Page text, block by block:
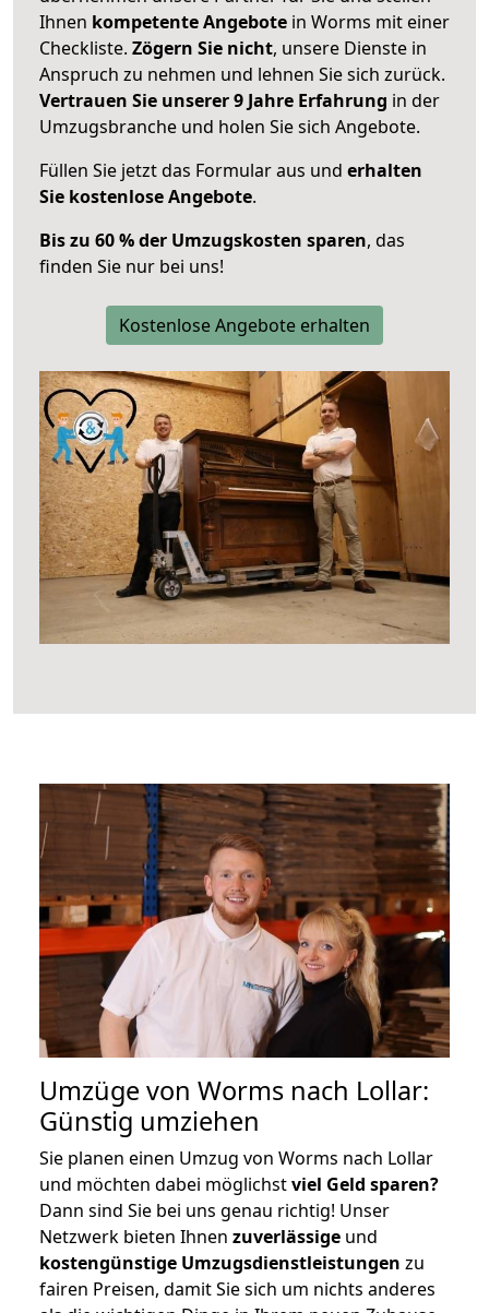
Ihnen kompetente Angebote in Worms mit einer
Checkliste. Zögern Sie nicht, unsere Dienste in
Anspruch zu nehmen und lehnen Sie sich zurück.
Vertrauen Sie unserer 9 Jahre Erfahrung in der
Umzugsbranche und holen Sie sich Angebote.
Füllen Sie jetzt das Formular aus und erhalten
Sie kostenlose Angebote.
Bis zu 60 % der Umzugskosten sparen, das
finden Sie nur bei uns!
Kostenlose Angebote erhalten
Umzüge von Worms nach Lollar:
Günstig umziehen
Sie planen einen Umzug von Worms nach Lollar
und möchten dabei möglichstviel Geld sparen?
Dann sind Sie bei uns genau richtig! Unser
Netzwerk bieten Ihnen zuverlässige und
kostengünstige Umzugsdienstleistungen zu
fairen Preisen, damit Sie sich um nichts anderes